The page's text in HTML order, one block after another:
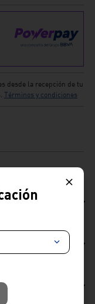
desde la recepción de tu
Términos y condiciones